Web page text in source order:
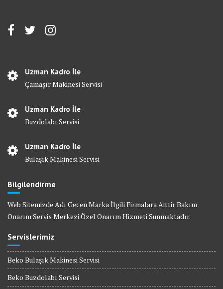
Uzman Kadro İle
Çamaşır Makinesi Servisi
Uzman Kadro İle
Buzdolabı Servisi
Uzman Kadro İle
Bulaşık Makinesi Servisi
Bilgilendirme
Web Sitemizde Adı Gecen Marka İlgili Firmalara Aittir Bakım
Onarım Servis Merkezi Özel Onarım Hizmeti Sunmaktadır.
Servislerimiz
Beko Bulaşık Makinesi Servisi
Beko Buzdolabı Servisi